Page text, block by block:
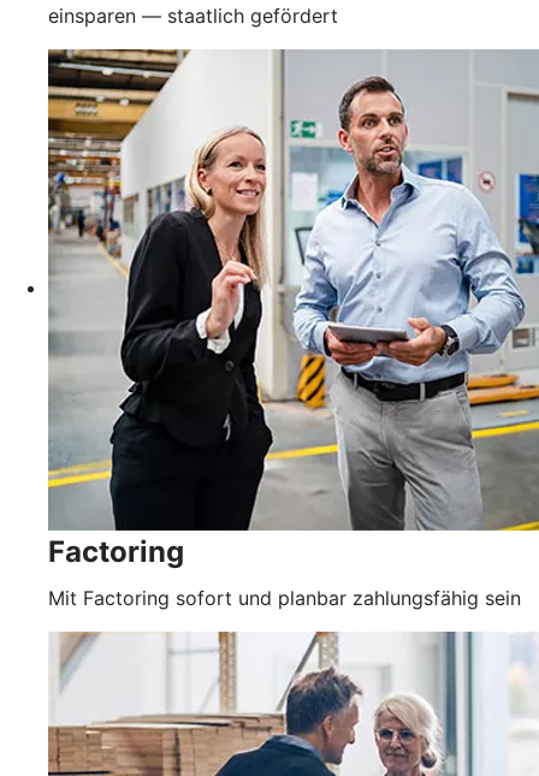
einsparen — staatlich gefördert
Factoring
Mit Factoring sofort und planbar zahlungsfähig sein